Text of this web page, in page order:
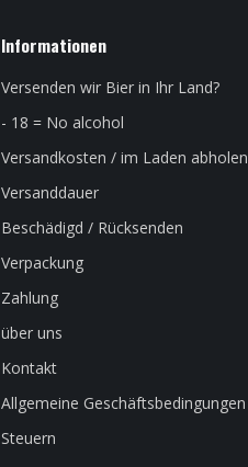
Informationen
Versenden wir Bier in Ihr Land?
- 18 = No alcohol
Versandkosten / im Laden abholen
Versanddauer
Beschädigd / Rücksenden
Verpackung
Zahlung
über uns
Kontakt
Allgemeine Geschäftsbedingungen
Steuern